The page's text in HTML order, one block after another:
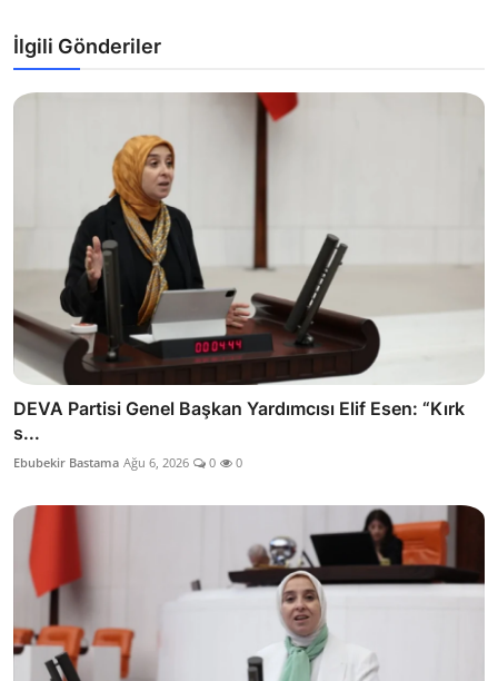
İlgili Gönderiler
DEVA Partisi Genel Başkan Yardımcısı Elif Esen: “Kırk
s...
Ebubekir Bastama Ağu 6, 2026 0 0